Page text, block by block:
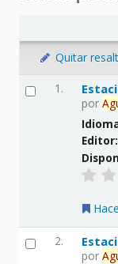
Quitar
1.
por
2.
por